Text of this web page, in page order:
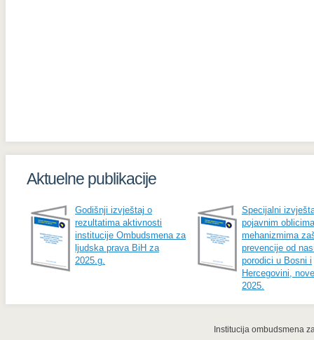
Aktuelne publikacije
Godišnji izvještaj o
rezultatima aktivnosti
institucije Ombudsmena za
ljudska prava BiH za
2025.g.
Specijalni
pojavnim
mehanizmima
prevencije od
porodici u Bosni i
Hercegovini,
2025.
Institucija ombudsmena